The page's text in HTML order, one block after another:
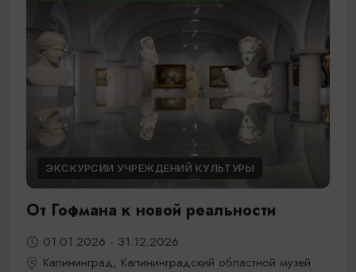
ЭКСКУРСИИ УЧРЕЖДЕНИЙ КУЛЬТУРЫ
От Гофмана к новой реальности
01.01.2026 - 31.12.2026
Калининград, Калининградский областной музей